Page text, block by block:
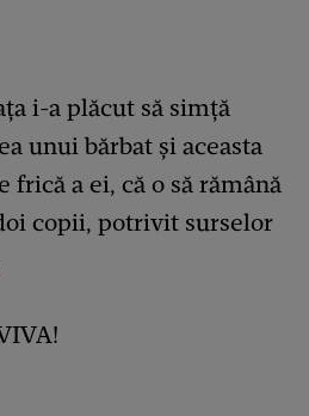
i-a plăcut să simță
unui bărbat și aceasta
frică a ei, că o să rămână
copii, potrivit surselor